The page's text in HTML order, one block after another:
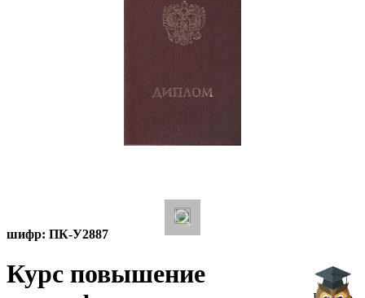
шифр: ПК-У2887
Курс повышение